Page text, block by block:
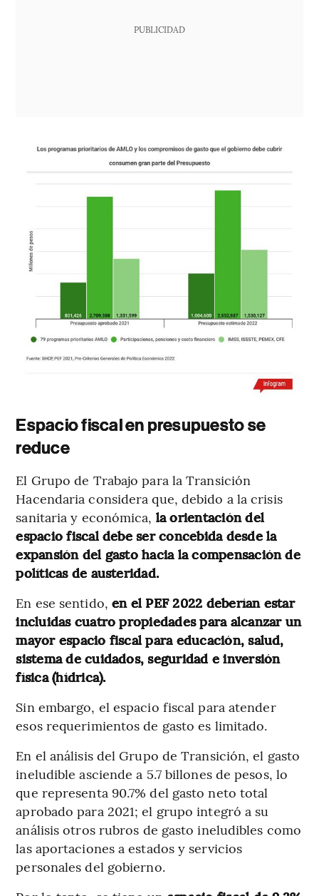
PUBLICIDAD
Espacio fiscal en presupuesto se
reduce
El Grupo de Trabajo para la Transición
Hacendaria considera que, debido a la crisis
sanitaria y económica, la orientación del
espacio fiscal debe ser concebida desde la
expansión del gasto hacia la compensación de
políticas de austeridad.
En ese sentido, en el PEF 2022 deberían estar
incluidas cuatro propiedades para alcanzar un
mayor espacio fiscal para educación, salud,
sistema de cuidados, seguridad e inversión
física (hídrica).
Sin embargo, el espacio fiscal para atender
esos requerimientos de gasto es limitado.
En el análisis del Grupo de Transición, el gasto
ineludible asciende a 5.7 billones de pesos, lo
que representa 90.7% del gasto neto total
aprobado para 2021; el grupo integró a su
análisis otros rubros de gasto ineludibles como
las aportaciones a estados y servicios
personales del gobierno.